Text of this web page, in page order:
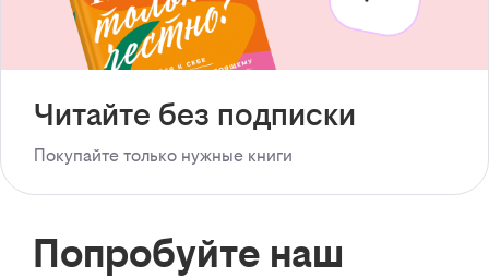
Читайте без подписки
Покупайте только нужные книги
Попробуйте наш